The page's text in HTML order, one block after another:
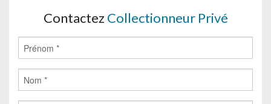
Contactez Collectionneur Privé